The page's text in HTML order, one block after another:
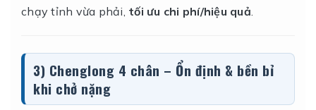
chạy tỉnh vừa phải, tối ưu chi phí/hiệu quả
3) Chenglong 4 chân – Ổn định & bền bỉ
khi chở nặng